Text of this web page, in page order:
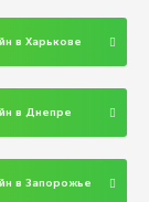
в Харькове
в Днепре
в Запорожье